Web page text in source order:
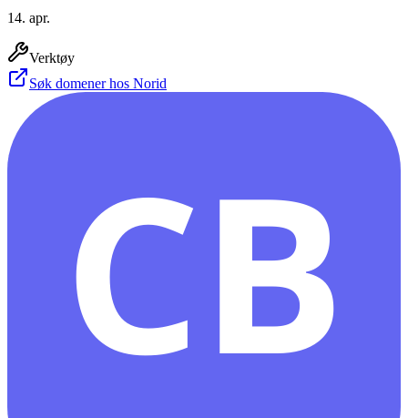
14. apr.
Verktøy
Søk domener hos Norid
CB